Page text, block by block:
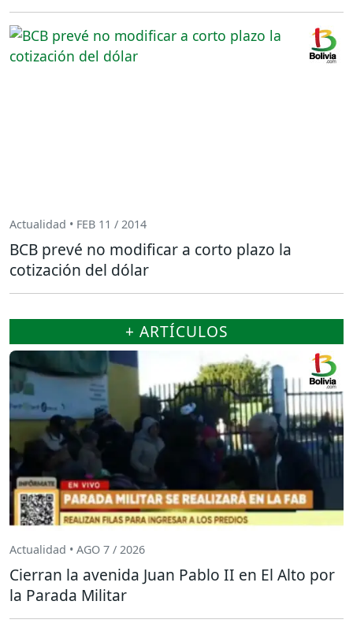
Actualidad • FEB 11 / 2014
BCB prevé no modificar a corto plazo la
cotización del dólar
+ ARTÍCULOS
Actualidad • AGO 7 / 2026
Cierran la avenida Juan Pablo II en El Alto por
la Parada Militar